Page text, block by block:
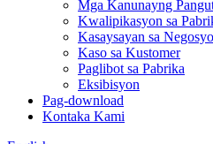
Mga Kanunayng
Kwalipikasyon sa
Kasaysayan sa Negosyo
Kaso sa Kustomer
Paglibot sa Pabrika
Eksibisyon
Pag-download
Kontaka Kami